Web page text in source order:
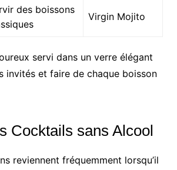
des boissons
Virgin Mojito
servi dans un verre élégant
invités et faire de chaque boisson
Cocktails sans Alcool
reviennent fréquemment lorsqu’il